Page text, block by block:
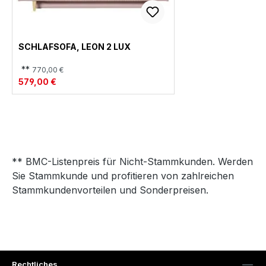
SCHLAFSOFA, LEON 2 LUX
** 770,00 €
579,00 €
** BMC-Listenpreis für Nicht-Stammkunden. Werden
Sie Stammkunde und profitieren von zahlreichen
Stammkundenvorteilen und Sonderpreisen.